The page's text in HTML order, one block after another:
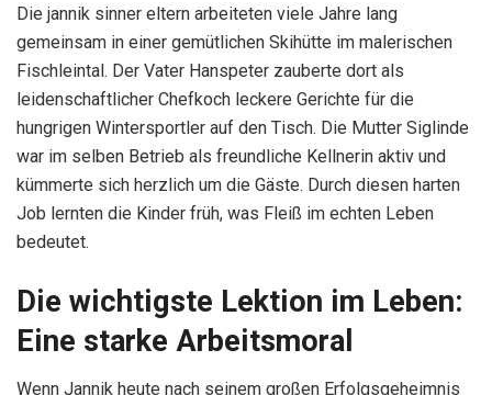
Die jannik sinner eltern arbeiteten viele Jahre lang
gemeinsam in einer gemütlichen Skihütte im malerischen
Fischleintal. Der Vater Hanspeter zauberte dort als
leidenschaftlicher Chefkoch leckere Gerichte für die
hungrigen Wintersportler auf den Tisch. Die Mutter Siglinde
war im selben Betrieb als freundliche Kellnerin aktiv und
kümmerte sich herzlich um die Gäste. Durch diesen harten
Job lernten die Kinder früh, was Fleiß im echten Leben
bedeutet.
Die wichtigste Lektion im Leben:
Eine starke Arbeitsmoral
Wenn Jannik heute nach seinem großen Erfolgsgeheimnis